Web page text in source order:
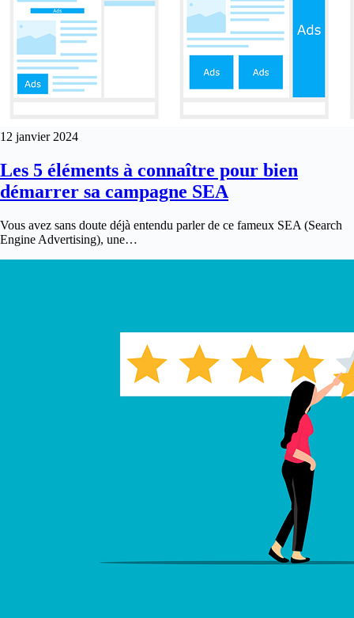
12 janvier 2024
Les 5 éléments à connaître pour bien
démarrer sa campagne SEA
Vous avez sans doute déjà entendu parler de ce fameux SEA (Search
Engine Advertising), une…